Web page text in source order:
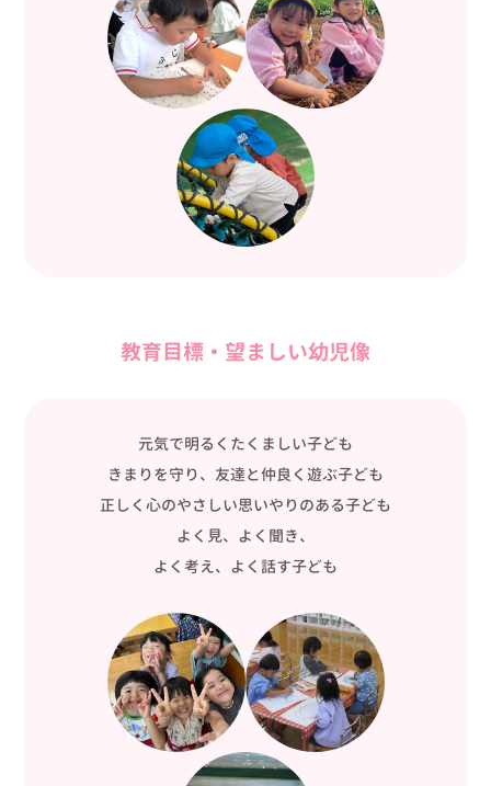
教育目標・望ましい幼児像
元気で明るくたくましい子ども
きまりを守り、友達と仲良く遊ぶ子ども
正しく心のやさしい思いやりのある子ども
よく見、よく聞き、
よく考え、よく話す子ども